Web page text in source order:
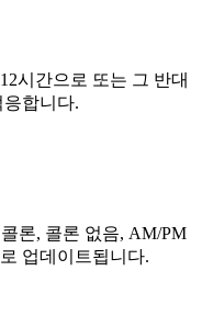
시간으로 또는 그 반대
합니다.
론, 콜론 없음, AM/PM
업데이트됩니다.